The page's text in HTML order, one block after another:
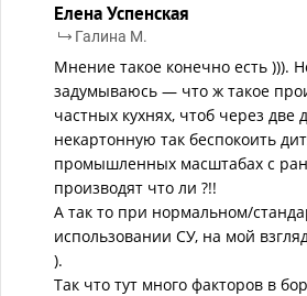
Елена Успенская
Галина М.
Мнение такое конечно есть ))).
задумываюсь — что ж такое
частных кухнях, чтоб через две
некартонную так беспокоить
промышленных масштабах с
производят что ли ?!!
А так то при нормальном/
использовании СУ, на мой
).
Так что тут много факторов в